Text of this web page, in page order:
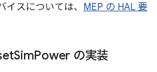
イスについては、 MEP の HAL 要
SimPower の実装